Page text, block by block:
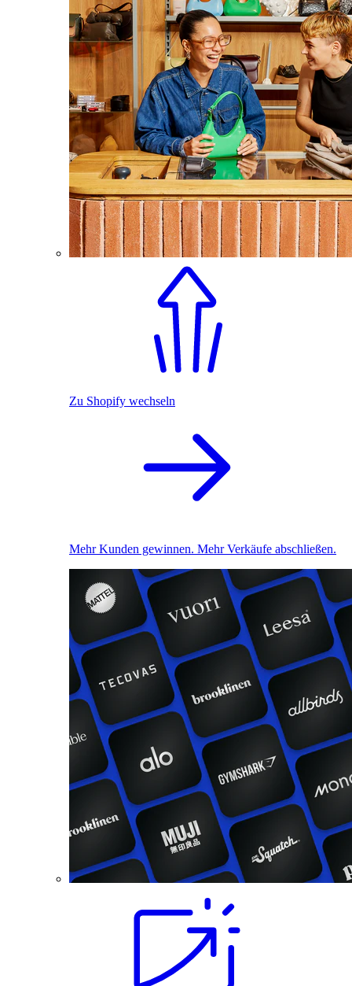
Zu Shopify wechseln
Mehr Kunden gewinnen. Mehr Verkäufe abschließen.